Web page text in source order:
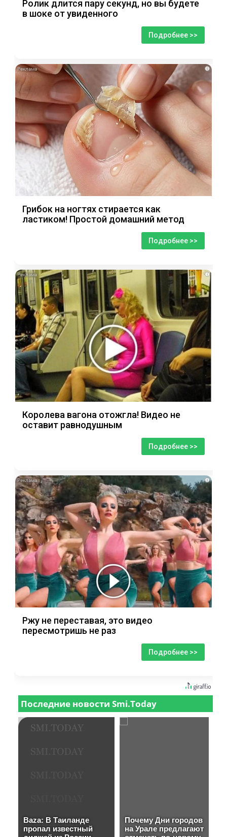
Ролик длится пару секунд, но вы будете
в шоке от увиденного
Подробнее >>
i
Грибок на ногтях стирается как
ластиком! Простой домашний метод
Подробнее >>
i
Королева вагона отожгла! Видео не
оставит равнодушным
Подробнее >>
i
Ржу не переставая, это видео
пересмотришь не раз
Подробнее >>